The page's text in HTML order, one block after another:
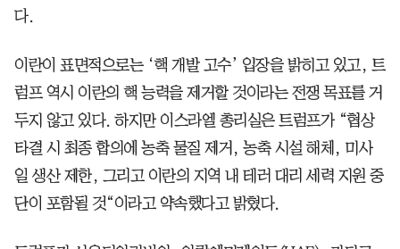
다.
이란이 표면적으로는 ‘핵 개발 고수’ 입장을 밝히고 있고, 트
럼프 역시 이란의 핵 능력을 제거할 것이라는 전쟁 목표를 거
두지 않고 있다. 하지만 이스라엘 총리실은 트럼프가 “협상
타결 시 최종 합의에 농축 물질 제거, 농축 시설 해체, 미사
일 생산 제한, 그리고 이란의 지역 내 테러 대리 세력 지원 중
단이 포함될 것“이라고 약속했다고 밝혔다.